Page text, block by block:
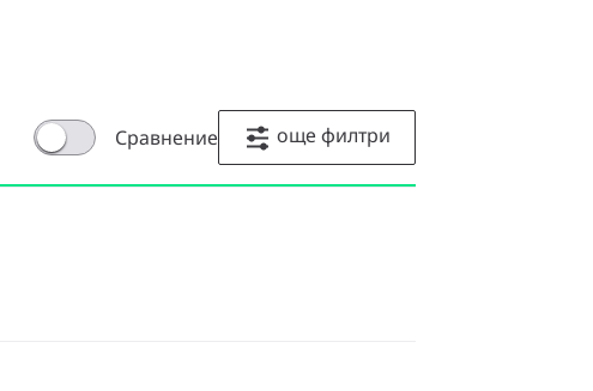
Сравнение още филтри